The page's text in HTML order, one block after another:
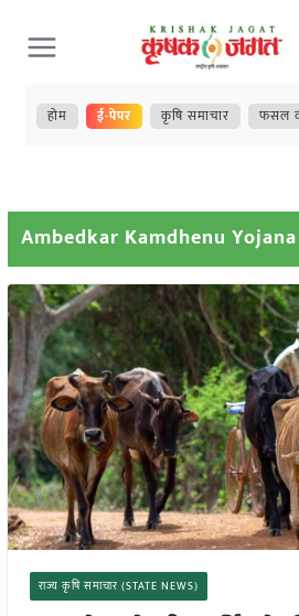
Skip
to
content
होम ई-पेपर कृषि समाचार फसल
Ambedkar Kamdhenu Yojana
राज्य कृषि समाचार (STATE NEWS)